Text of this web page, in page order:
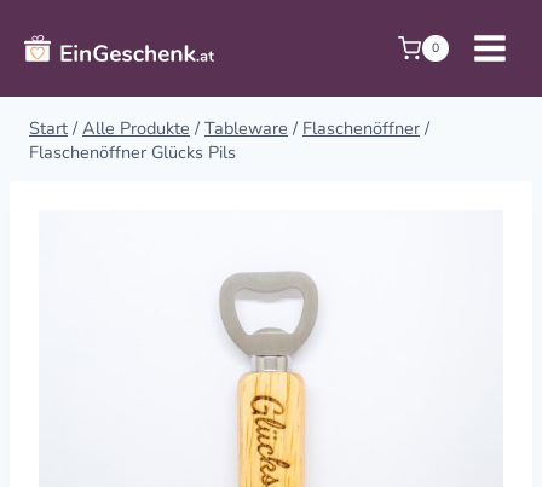
Inhalt
springen
0
Start / Alle Produkte / Tableware / Flaschenöffner /
Flaschenöffner Glücks Pils